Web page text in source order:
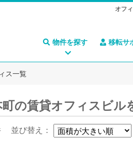
オフ
物件を探す 移転サ
ス一覧
町の賃貸オフィスビル
並び替え：